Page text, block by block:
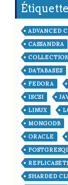
ADVANCED
CASSANDRA
DATABASES
FEDORA
ISCSI
LINUX
MONGODB
ORACLE
SHARDED